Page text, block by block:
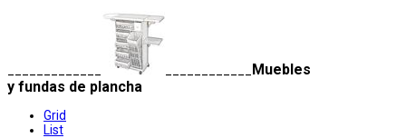
Muebles
y fundas de plancha
Grid
List